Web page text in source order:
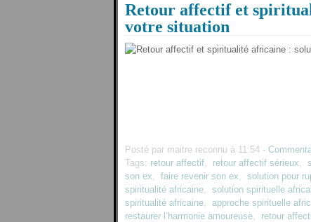
Retour affectif et
votre situation
Posté par maitre reconnu à 11:54 -
Tags: retour affectif, retour affectif sérieux,
son ex, faire revenir son ex, solution pour
spiritualité africaine, solution spirituelle
spiritualité africaine, approche spirituelle
restaurer l’harmonie amoureuse, retour